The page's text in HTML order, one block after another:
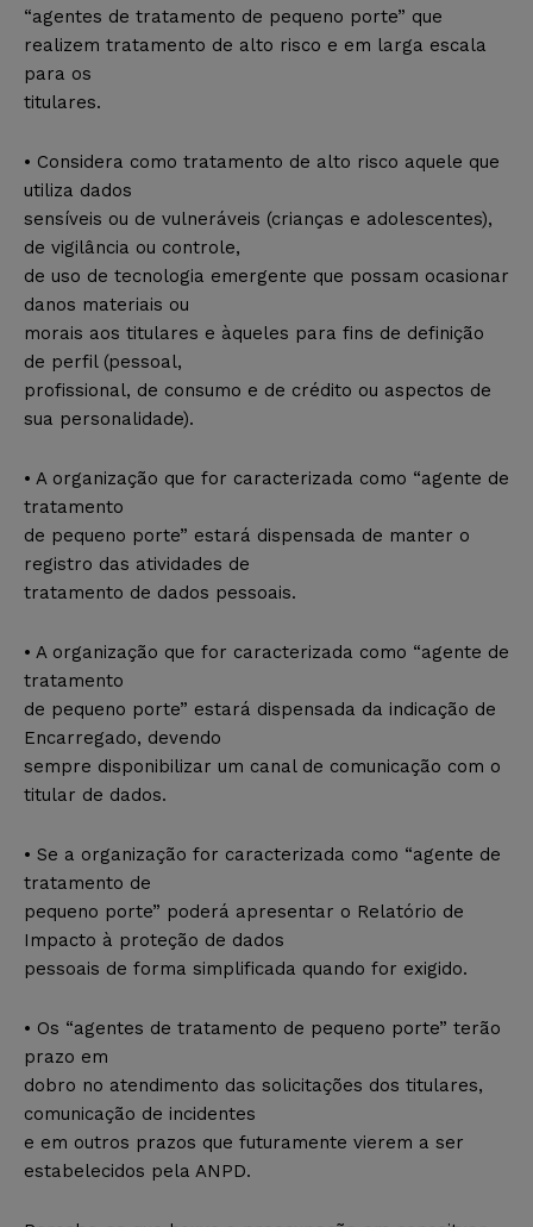
“agentes de tratamento de pequeno porte” que
realizem tratamento de alto risco e em larga escala
para os
titulares.
• Considera como tratamento de alto risco aquele que
utiliza dados
sensíveis ou de vulneráveis (crianças e adolescentes),
de vigilância ou controle,
de uso de tecnologia emergente que possam ocasionar
danos materiais ou
morais aos titulares e àqueles para fins de definição
de perfil (pessoal,
profissional, de consumo e de crédito ou aspectos de
sua personalidade).
• A organização que for caracterizada como “agente de
tratamento
de pequeno porte” estará dispensada de manter o
registro das atividades de
tratamento de dados pessoais.
• A organização que for caracterizada como “agente de
tratamento
de pequeno porte” estará dispensada da indicação de
Encarregado, devendo
sempre disponibilizar um canal de comunicação com o
titular de dados.
• Se a organização for caracterizada como “agente de
tratamento de
pequeno porte” poderá apresentar o Relatório de
Impacto à proteção de dados
pessoais de forma simplificada quando for exigido.
• Os “agentes de tratamento de pequeno porte” terão
prazo em
dobro no atendimento das solicitações dos titulares,
comunicação de incidentes
e em outros prazos que futuramente vierem a ser
estabelecidos pela ANPD.